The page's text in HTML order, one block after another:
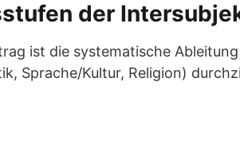
der
ist die systematische
Sprache/Kultur, Religion)